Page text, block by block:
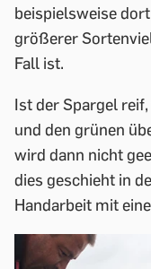
beispielsweise
größerer
Fall ist.
Ist der Spargel
und den grünen
wird dann nicht
dies geschieht in
Handarbeit mit